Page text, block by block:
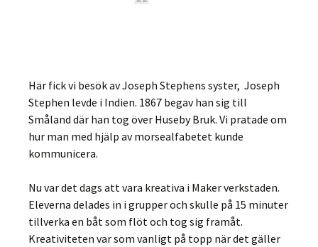
Här fick vi besök av Joseph Stephens syster, Joseph
Stephen levde i Indien. 1867 begav han sig till
Småland där han tog över Huseby Bruk. Vi pratade om
hur man med hjälp av morsealfabetet kunde
kommunicera.
Nu var det dags att vara kreativa i Maker verkstaden.
Eleverna delades in i grupper och skulle på 15 minuter
tillverka en båt som flöt och tog sig framåt.
Kreativiteten var som vanligt på topp när det gäller